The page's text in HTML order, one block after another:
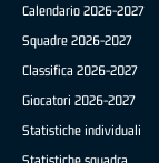
Calendario 2026-2027
Squadre 2026-2027
Classifica 2026-2027
Giocatori 2026-2027
Statistiche individuali